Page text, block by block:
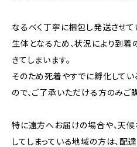
なるべく丁寧に梱包し発送させて
生体となるため、状況により到
きてしまいます。
そのため死着やすでに孵化して
ので、ご了承いただける方のみご
特に遠方へお届けの場合や、天
してしまっている地域の方は、配